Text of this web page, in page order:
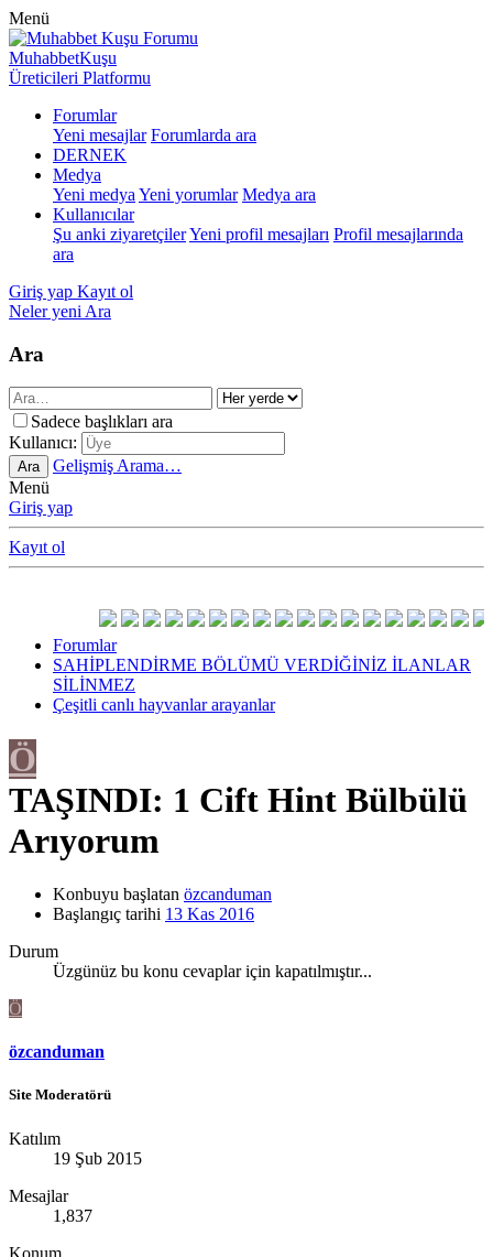
Menü
MuhabbetKuşu
Üreticileri Platformu
Forumlar
Yeni mesajlar Forumlarda ara
DERNEK
Medya
Yeni medya Yeni yorumlar Medya ara
Kullanıcılar
Şu anki ziyaretçilerYeni profil mesajları Profil mesajlarında
ara
Giriş yap Kayıt ol
Neler yeni Ara
Ara
Sadece başlıkları ara
Kullanıcı:
Ara
Gelişmiş Arama…
Menü
Giriş yap
Kayıt ol
Forumlar
SAHİPLENDİRME BÖLÜMÜ VERDİĞİNİZ İLANLAR
SİLİNMEZ
Çeşitli canlı hayvanlar arayanlar
Ö
TAŞINDI: 1 Cift Hint Bülbülü
Arıyorum
Konbuyu başlatan özcanduman
Başlangıç tarihi 13 Kas 2016
Durum
Üzgünüz bu konu cevaplar için kapatılmıştır...
Ö
özcanduman
Site Moderatörü
Katılım
19 Şub 2015
Mesajlar
1,837
Konum